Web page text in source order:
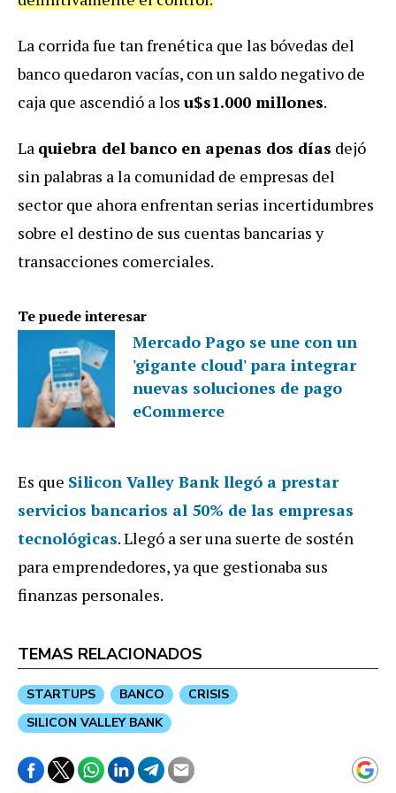
La corrida fue tan frenética que las bóvedas del
banco quedaron vacías, con un saldo negativo de
caja que ascendió a los u$s1.000 millones.
La quiebra del banco en apenas dos días dejó
sin palabras a la comunidad de empresas del
sector que ahora enfrentan serias incertidumbres
sobre el destino de sus cuentas bancarias y
transacciones comerciales.
Te puede interesar
Mercado Pago se une con un
'gigante cloud' para integrar
nuevas soluciones de pago
eCommerce
Es que Silicon Valley Bank llegó a prestar
servicios bancarios al 50% de las empresas
tecnológicas. Llegó a ser una suerte de sostén
para emprendedores, ya que gestionaba sus
finanzas personales.
TEMAS RELACIONADOS
STARTUPS BANCO
CRISIS
SILICON VALLEY BANK